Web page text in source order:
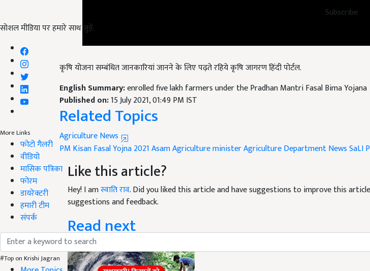
Subscribe
सोशल मीडिया पर हमारे साथ जुड़ें:
More Links
फोटो गैलरी
वीडियो
मासिक पत्रिका
फोरम
डायरेक्टरी
हमारी टीम
संपर्क
#Top on Krishi Jagran
English Summary:
enrolled five lakh farmers under the Pradhan Mantri Fasal Bima Yojana
Published on:15 July 2021, 01:49 PM IST
Related Topics
Agriculture News
PM Kisan Fasal Yojna 2021
Like this article?
Hey! I amस्वाति राव. Did you liked this article and have suggestions to improve this article?
suggestions and feedback.
Read next